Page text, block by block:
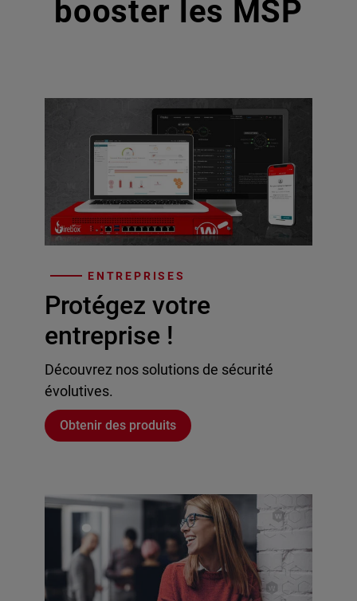
booster les MSP
ENTREPRISES
Protégez votre
entreprise !
Découvrez nos solutions de sécurité
évolutives.
Obtenir des produits